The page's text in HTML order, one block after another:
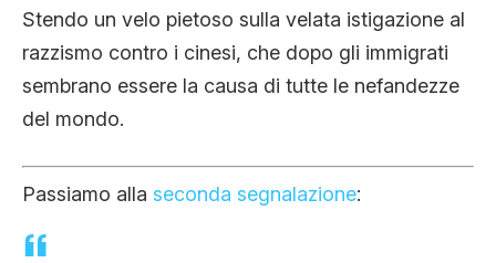
Stendo un velo pietoso sulla velata istigazione al
razzismo contro i cinesi, che dopo gli immigrati
sembrano essere la causa di tutte le nefandezze
del mondo.
Passiamo alla seconda segnalazione: